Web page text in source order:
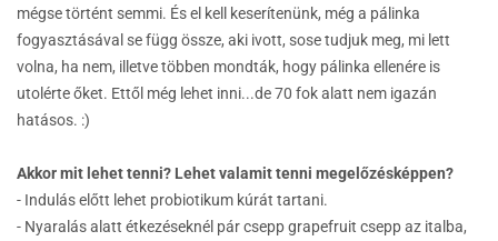
mégse történt semmi. És el kell keserítenünk, még a pálinka
fogyasztásával se függ össze, aki ivott, sose tudjuk meg, mi lett
volna, ha nem, illetve többen mondták, hogy pálinka ellenére is
utolérte őket. Ettől még lehet inni...de 70 fok alatt nem igazán
hatásos. :)
Akkor mit lehet tenni? Lehet valamit tenni megelőzésképpen?
- Indulás előtt lehet probiotikum kúrát tartani.
- Nyaralás alatt étkezéseknél pár csepp grapefruit csepp az italba,